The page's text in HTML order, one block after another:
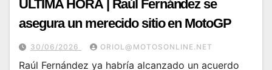
ÚLTIMA HORA | Raúl Fernández se
asegura un merecido sitio en MotoGP
30/06/2026 ORIOL@MOTOSONLINE.NET
Raúl Fernández ya habría alcanzado un acuerdo